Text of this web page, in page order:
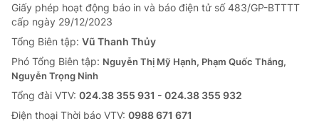
Giấy phép hoạt động báo in và báo điện tử số 483/GP-BTTTT
cấp ngày 29/12/2023
Tổng Biên tập: Vũ Thanh Thủy
Phó Tổng Biên tập: Nguyễn Thị Mỹ Hạnh, Phạm Quốc Thắng,
Nguyễn Trọng Ninh
Tổng đài VTV: 024.38 355 931 - 024.38 355 932
Ðiện thoại Thời báo VTV: 0988 671 671